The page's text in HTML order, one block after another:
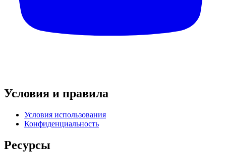
Условия и правила
Условия использования
Конфиденциальность
Ресурсы